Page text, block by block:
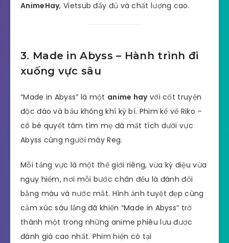
AnimeHay, Vietsub đầy đủ và chất lượng cao.
3. Made in Abyss – Hành trình đi
xuống vực sâu
“Made in Abyss” là một anime hayvới cốt truyện
độc đáo và bầu không khí kỳ bí. Phim kể về Riko –
cô bé quyết tâm tìm mẹ đã mất tích dưới vực
Abyss cùng người máy Reg.
Mỗi tầng vực là một thế giới riêng, vừa kỳ diệu vừa
nguy hiểm, nơi mỗi bước chân đều là đánh đổi
bằng máu và nước mắt. Hình ảnh tuyệt đẹp cùng
cảm xúc sâu lắng đã khiến “Made in Abyss” trở
thành một trong những anime phiêu lưu được
đánh giá cao nhất. Phim hiện có tại